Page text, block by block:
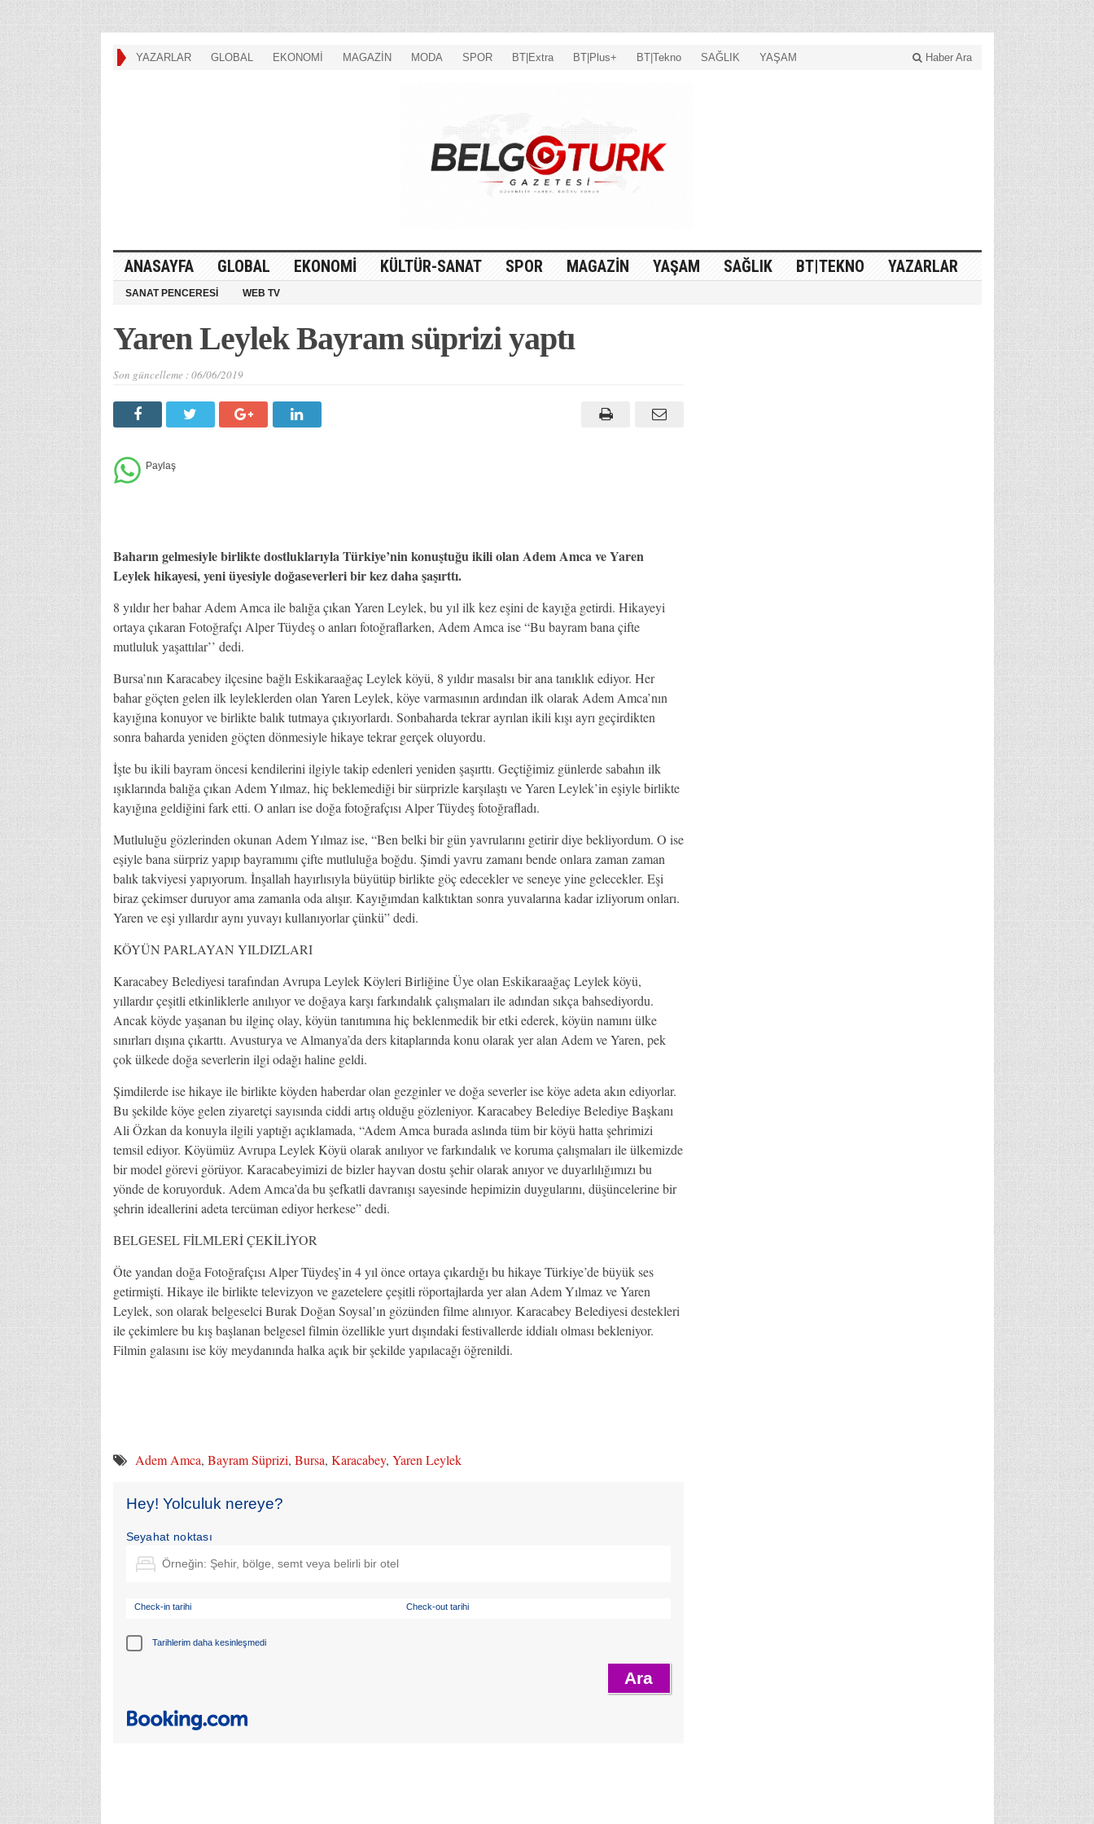
YAZARLAR GLOBAL EKONOMİ MAGAZİN MODA SPOR BT|Extra BT|Plus+ BT|Tekno SAĞLIK YAŞAM Haber Ara
ANASAYFA GLOBAL EKONOMİ KÜLTÜR-SANAT SPOR MAGAZİN YAŞAM SAĞLIK BT|TEKNO YAZARLAR
SANAT PENCERESİ WEB TV
Yaren Leylek Bayram süprizi yaptı
Son güncelleme :06/06/2019
Baharın gelmesiyle birlikte dostluklarıyla Türkiye’nin konuştuğu ikili olan Adem Amca ve Yaren
Leylek hikayesi, yeni üyesiyle doğaseverleri bir kez daha şaşırttı.
8 yıldır her bahar Adem Amca ile balığa çıkan Yaren Leylek, bu yıl ilk kez eşini de kayığa getirdi. Hikayeyi
ortaya çıkaran Fotoğrafçı Alper Tüydeş o anları fotoğraflarken, Adem Amca ise “Bu bayram bana çifte
mutluluk yaşattılar’’ dedi.
Bursa’nın Karacabey ilçesine bağlı Eskikaraağaç Leylek köyü, 8 yıldır masalsı bir ana tanıklık ediyor. Her
bahar göçten gelen ilk leyleklerden olan Yaren Leylek, köye varmasının ardından ilk olarak Adem Amca’nın
kayığına konuyor ve birlikte balık tutmaya çıkıyorlardı. Sonbaharda tekrar ayrılan ikili kışı ayrı geçirdikten
sonra baharda yeniden göçten dönmesiyle hikaye tekrar gerçek oluyordu.
İşte bu ikili bayram öncesi kendilerini ilgiyle takip edenleri yeniden şaşırttı. Geçtiğimiz günlerde sabahın ilk
ışıklarında balığa çıkan Adem Yılmaz, hiç beklemediği bir sürprizle karşılaştı ve Yaren Leylek’in eşiyle birlikte
kayığına geldiğini fark etti. O anları ise doğa fotoğrafçısı Alper Tüydeş fotoğrafladı.
Mutluluğu gözlerinden okunan Adem Yılmaz ise, “Ben belki bir gün yavrularını getirir diye bekliyordum. O ise
eşiyle bana sürpriz yapıp bayramımı çifte mutluluğa boğdu. Şimdi yavru zamanı bende onlara zaman zaman
balık takviyesi yapıyorum. İnşallah hayırlısıyla büyütüp birlikte göç edecekler ve seneye yine gelecekler. Eşi
biraz çekimser duruyor ama zamanla oda alışır. Kayığımdan kalktıktan sonra yuvalarına kadar izliyorum onları.
Yaren ve eşi yıllardır aynı yuvayı kullanıyorlar çünkü” dedi.
KÖYÜN PARLAYAN YILDIZLARI
Karacabey Belediyesi tarafından Avrupa Leylek Köyleri Birliğine Üye olan Eskikaraağaç Leylek köyü,
yıllardır çeşitli etkinliklerle anılıyor ve doğaya karşı farkındalık çalışmaları ile adından sıkça bahsediyordu.
Ancak köyde yaşanan bu ilginç olay, köyün tanıtımına hiç beklenmedik bir etki ederek, köyün namını ülke
sınırları dışına çıkarttı. Avusturya ve Almanya’da ders kitaplarında konu olarak yer alan Adem ve Yaren, pek
çok ülkede doğa severlerin ilgi odağı haline geldi.
Şimdilerde ise hikaye ile birlikte köyden haberdar olan gezginler ve doğa severler ise köye adeta akın ediyorlar.
Bu şekilde köye gelen ziyaretçi sayısında ciddi artış olduğu gözleniyor. Karacabey Belediye Belediye Başkanı
Ali Özkan da konuyla ilgili yaptığı açıklamada, “Adem Amca burada aslında tüm bir köyü hatta şehrimizi
temsil ediyor. Köyümüz Avrupa Leylek Köyü olarak anılıyor ve farkındalık ve koruma çalışmaları ile ülkemizde
bir model görevi görüyor. Karacabeyimizi de bizler hayvan dostu şehir olarak anıyor ve duyarlılığımızı bu
yönde de koruyorduk. Adem Amca’da bu şefkatli davranışı sayesinde hepimizin duygularını, düşüncelerine bir
şehrin ideallerini adeta tercüman ediyor herkese” dedi.
BELGESEL FİLMLERİ ÇEKİLİYOR
Öte yandan doğa Fotoğrafçısı Alper Tüydeş’in 4 yıl önce ortaya çıkardığı bu hikaye Türkiye’de büyük ses
getirmişti. Hikaye ile birlikte televizyon ve gazetelere çeşitli röportajlarda yer alan Adem Yılmaz ve Yaren
Leylek, son olarak belgeselci Burak Doğan Soysal’ın gözünden filme alınıyor. Karacabey Belediyesi destekleri
ile çekimlere bu kış başlanan belgesel filmin özellikle yurt dışındaki festivallerde iddialı olması bekleniyor.
Filmin galasını ise köy meydanında halka açık bir şekilde yapılacağı öğrenildi.
Adem Amca, Bayram Süprizi, Bursa, Karacabey, Yaren Leylek
Hey! Yolculuk nereye?
Seyahat noktası
Check-in tarihi Check-out tarihi
Tarihlerim daha kesinleşmedi